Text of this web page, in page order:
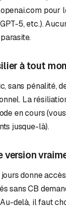
pour
5, etc.).
à tout
sans pénalité,
La
en cours
jusque-là).
version
jours donne
sans CB
delà, il faut